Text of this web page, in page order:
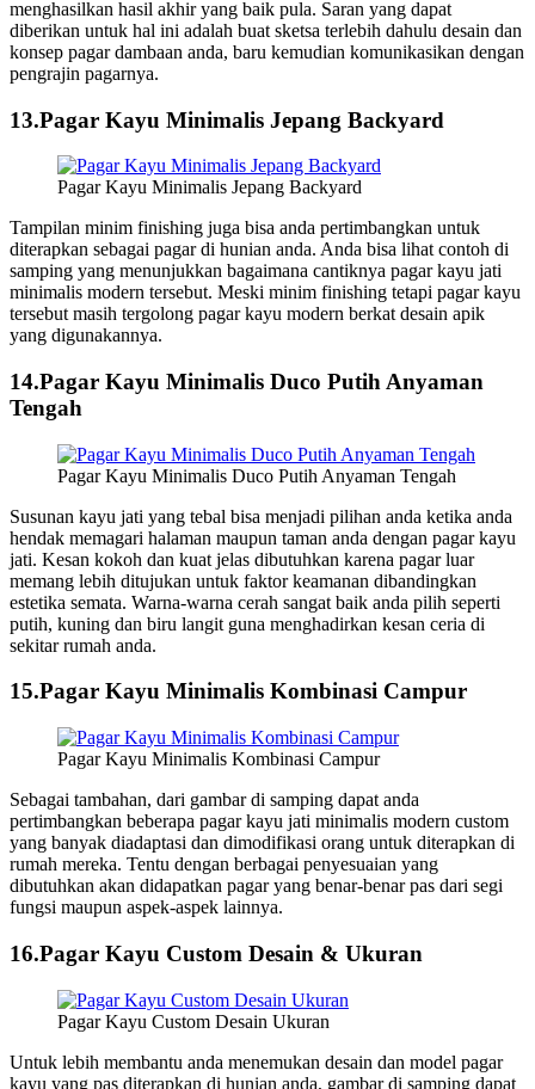
menghasilkan hasil akhir yang baik pula. Saran yang dapat
diberikan untuk hal ini adalah buat sketsa terlebih dahulu desain dan
konsep pagar dambaan anda, baru kemudian komunikasikan dengan
pengrajin pagarnya.
13.Pagar Kayu Minimalis Jepang Backyard
Pagar Kayu Minimalis Jepang Backyard
Tampilan minim finishing juga bisa anda pertimbangkan untuk
diterapkan sebagai pagar di hunian anda. Anda bisa lihat contoh di
samping yang menunjukkan bagaimana cantiknya pagar kayu jati
minimalis modern tersebut. Meski minim finishing tetapi pagar kayu
tersebut masih tergolong pagar kayu modern berkat desain apik
yang digunakannya.
14.Pagar Kayu Minimalis Duco Putih Anyaman
Tengah
Pagar Kayu Minimalis Duco Putih Anyaman Tengah
Susunan kayu jati yang tebal bisa menjadi pilihan anda ketika anda
hendak memagari halaman maupun taman anda dengan pagar kayu
jati. Kesan kokoh dan kuat jelas dibutuhkan karena pagar luar
memang lebih ditujukan untuk faktor keamanan dibandingkan
estetika semata. Warna-warna cerah sangat baik anda pilih seperti
putih, kuning dan biru langit guna menghadirkan kesan ceria di
sekitar rumah anda.
15.Pagar Kayu Minimalis Kombinasi Campur
Pagar Kayu Minimalis Kombinasi Campur
Sebagai tambahan, dari gambar di samping dapat anda
pertimbangkan beberapa pagar kayu jati minimalis modern custom
yang banyak diadaptasi dan dimodifikasi orang untuk diterapkan di
rumah mereka. Tentu dengan berbagai penyesuaian yang
dibutuhkan akan didapatkan pagar yang benar-benar pas dari segi
fungsi maupun aspek-aspek lainnya.
16.Pagar Kayu Custom Desain & Ukuran
Pagar Kayu Custom Desain Ukuran
Untuk lebih membantu anda menemukan desain dan model pagar
kayu yang pas diterapkan di hunian anda, gambar di samping dapat